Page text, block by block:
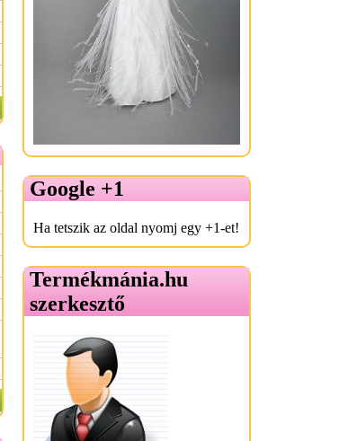
Google +1
Ha tetszik az oldal nyomj egy +1-et!
Termékmánia.hu
szerkesztő